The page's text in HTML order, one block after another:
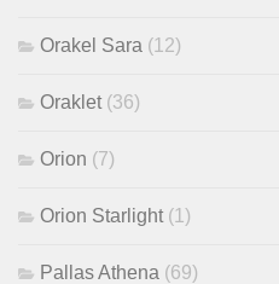
Orakel Sara (12)
Oraklet (36)
Orion (7)
Orion Starlight (1)
Pallas Athena (69)